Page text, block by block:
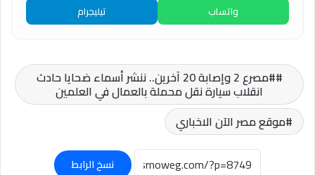
واتساب
تيليجرام
#مصرع 2 وإصابة 20 آخرين.. ننشر أسماء ضحايا حادث
انقلاب سيارة نقل محملة بالعمال في العلمين
موقع مصر الآن الاخباري
نسخ الرابط